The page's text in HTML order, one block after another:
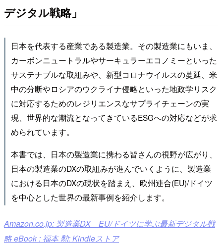
デジタル戦略」
日本を代表する産業である製造業。その製造業にもいま、
カーボンニュートラルやサーキュラーエコノミーといった
サステナブルな取組みや、新型コロナウイルスの蔓延、米
中の分断やロシアのウクライナ侵略といった地政学リスク
に対応するためのレジリエンスなサプライチェーンの実
現、世界的な潮流となってきているESGへの対応などが求
められています。
本書では、日本の製造業に携わる皆さんの視野が広がり、
日本の製造業のDXの取組みが進んでいくように、製造業
における日本のDXの現状を踏まえ、欧州連合(EU)/ドイツ
を中心とした世界の最新事例を紹介します。
Amazon.co.jp: 製造業DX EU/ドイツに学ぶ最新デジタル戦
略 eBook : 福本 勲: Kindleストア